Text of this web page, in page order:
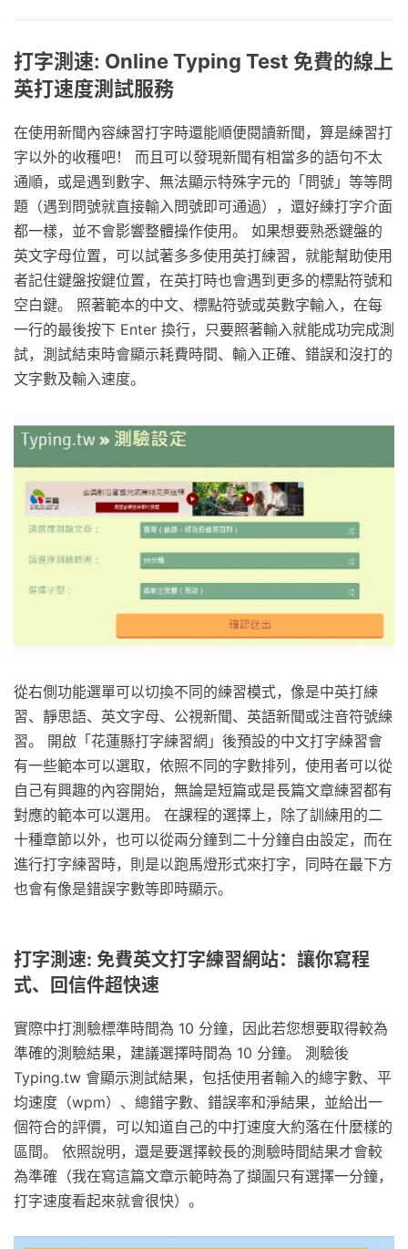
打字測速: Online Typing Test 免費的線上
英打速度測試服務
在使用新聞內容練習打字時還能順便閱讀新聞，算是練習打
字以外的收穫吧！ 而且可以發現新聞有相當多的語句不太
通順，或是遇到數字、無法顯示特殊字元的「問號」等等問
題（遇到問號就直接輸入問號即可通過），還好練打字介面
都一樣，並不會影響整體操作使用。 如果想要熟悉鍵盤的
英文字母位置，可以試著多多使用英打練習，就能幫助使用
者記住鍵盤按鍵位置，在英打時也會遇到更多的標點符號和
空白鍵。 照著範本的中文、標點符號或英數字輸入，在每
一行的最後按下 Enter 換行，只要照著輸入就能成功完成測
試，測試結束時會顯示耗費時間、輸入正確、錯誤和沒打的
文字數及輸入速度。
從右側功能選單可以切換不同的練習模式，像是中英打練
習、靜思語、英文字母、公視新聞、英語新聞或注音符號練
習。 開啟「花蓮縣打字練習網」後預設的中文打字練習會
有一些範本可以選取，依照不同的字數排列，使用者可以從
自己有興趣的內容開始，無論是短篇或是長篇文章練習都有
對應的範本可以選用。 在課程的選擇上，除了訓練用的二
十種章節以外，也可以從兩分鐘到二十分鐘自由設定，而在
進行打字練習時，則是以跑馬燈形式來打字，同時在最下方
也會有像是錯誤字數等即時顯示。
打字測速: 免費英文打字練習網站：讓你寫程
式、回信件超快速
實際中打測驗標準時間為 10 分鐘，因此若您想要取得較為
準確的測驗結果，建議選擇時間為 10 分鐘。 測驗後
Typing.tw 會顯示測試結果，包括使用者輸入的總字數、平
均速度（wpm）、總錯字數、錯誤率和淨結果，並給出一
個符合的評價，可以知道自己的中打速度大約落在什麼樣的
區間。 依照說明，還是要選擇較長的測驗時間結果才會較
為準確（我在寫這篇文章示範時為了擷圖只有選擇一分鐘，
打字速度看起來就會很快）。